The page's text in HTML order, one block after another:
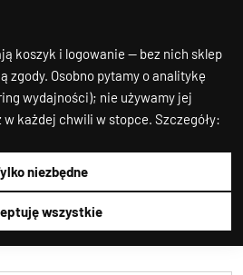
koszyk i logowanie — bez nich sklep
zgody. Osobno pytamy o analitykę
wydajności); nie używamy jej
każdej chwili w stopce. Szczegóły:
niezbędne
wszystkie
01661MOT